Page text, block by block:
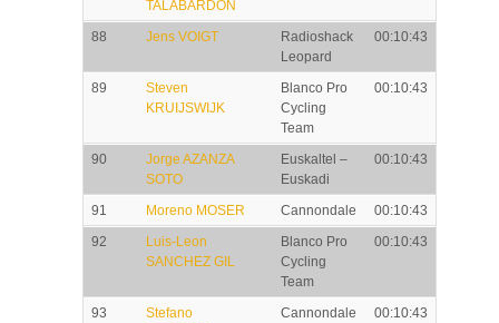
TALABARDON
88 Jens VOIGT
Radioshack
Leopard
00:10:43
89
Steven
KRUIJSWIJK
Blanco Pro
Cycling
Team
00:10:43
90
Jorge AZANZA
SOTO
Euskaltel –
Euskadi
00:10:43
91 Moreno MOSER Cannondale
00:10:43
92
Luis-Leon
SANCHEZ GIL
Blanco Pro
Cycling
Team
00:10:43
93
Stefano
Cannondale 00:10:43